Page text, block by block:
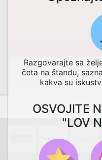
Razgovarajte sa
četa na štandu,
kakva su
OSVOJITE
"LOV